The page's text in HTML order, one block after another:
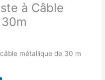
à Câble
métallique de 30 m